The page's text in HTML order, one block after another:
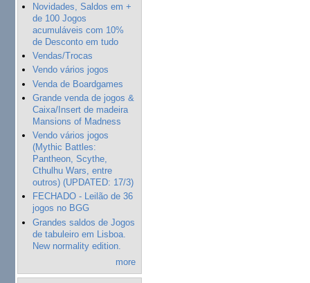
Novidades, Saldos em +
de 100 Jogos
acumuláveis com 10%
de Desconto em tudo
Vendas/Trocas
Vendo vários jogos
Venda de Boardgames
Grande venda de jogos &
Caixa/Insert de madeira
Mansions of Madness
Vendo vários jogos
(Mythic Battles:
Pantheon, Scythe,
Cthulhu Wars, entre
outros) (UPDATED: 17/3)
FECHADO - Leilão de 36
jogos no BGG
Grandes saldos de Jogos
de tabuleiro em Lisboa.
New normality edition.
more